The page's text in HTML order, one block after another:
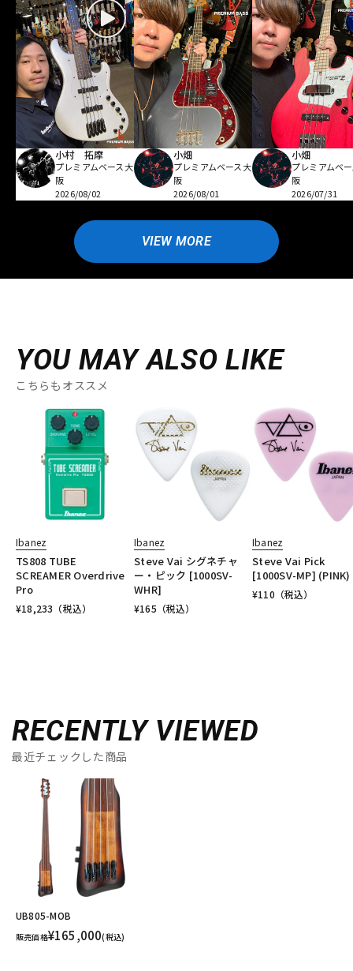
小村 拓摩
プレミアムベース大
阪
2026/08/02
小畑
プレミアムベース大
阪
2026/08/01
小畑
プレミアムベ
阪
2026/07/31
VIEW MORE
YOU MAY ALSO LIKE
こちらもオススメ
Ibanez
TS808 TUBE
SCREAMER Overdrive
Pro
¥18,233 （税込）
Ibanez
Steve Vai シグネチャ
ー・ピック [1000SV-
WHR]
¥165 （税込）
Ibanez
Steve Vai Pick
[1000SV-MP] (PINK)
¥110 （税込）
RECENTLY VIEWED
最近チェックした商品
UB805-MOB
販売価格¥165,000(税込)